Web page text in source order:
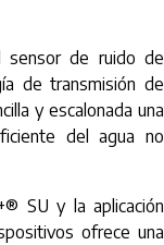
sensor de ruido de
de transmisión de
y escalonada una
del agua no
SU y la aplicación
ofrece una